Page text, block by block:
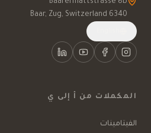
6340 Baar, Zug, Switzerland
المكملات من أ إلى ي
الفيتامينات